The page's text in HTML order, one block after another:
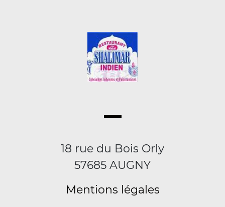
18 rue du Bois Orly
57685 AUGNY
Mentions légales